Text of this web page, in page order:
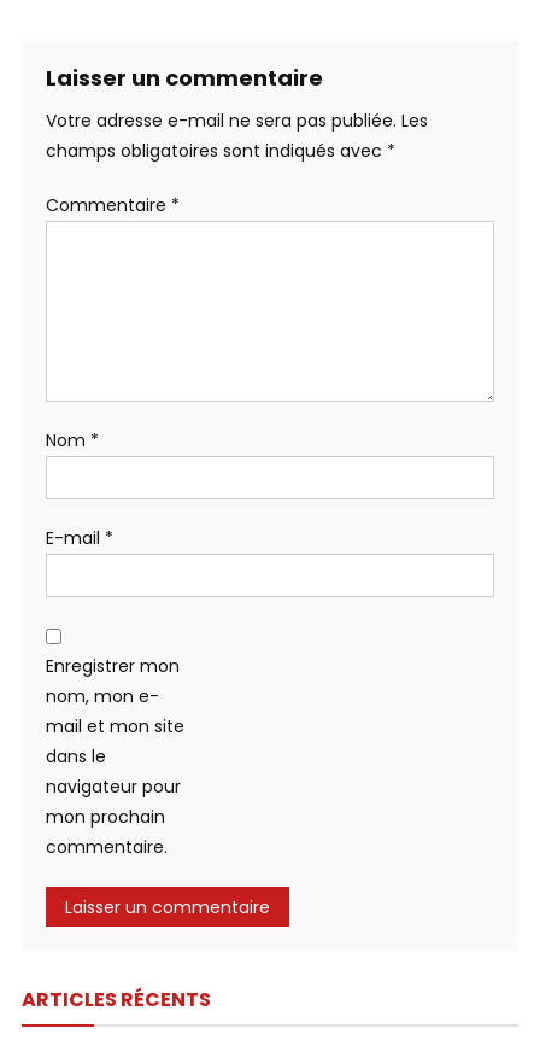
Laisser un commentaire
Votre adresse e-mail ne sera pas publiée. Les
champs obligatoires sont indiqués avec *
Commentaire *
Nom *
E-mail *
Enregistrer mon
nom, mon e-
mail et mon site
dans le
navigateur pour
mon prochain
commentaire.
ARTICLES RÉCENTS